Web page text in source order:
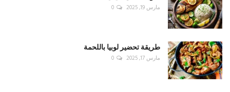
مارس 19, 2025 0
طريقة تحضير لوبيا باللحمة
مارس 17, 2025 0